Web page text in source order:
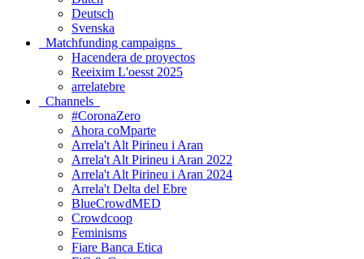
Deutsch
Svenska
Matchfunding campaigns
Hacendera de proyectos
Reeixim L'oesst 2025
arrelatebre
Channels
#CoronaZero
Ahora coMparte
Arrela't Alt Pirineu i Aran
Arrela't Alt Pirineu i Aran 2022
Arrela't Alt Pirineu i Aran 2024
Arrela't Delta del Ebre
BlueCrowdMED
Crowdcoop
Feminisms
Fiare Banca Etica